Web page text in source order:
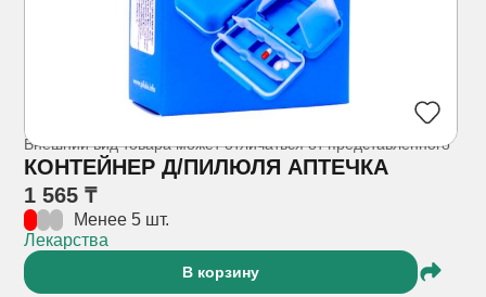
Внешний вид товара может отличаться от представленного
КОНТЕЙНЕР Д/ПИЛЮЛЯ АПТЕЧКА
1 565 ₸
Менее 5 шт.
Лекарства
В корзину